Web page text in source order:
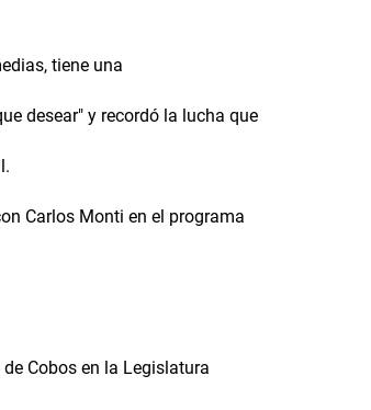
tiene una
desear" y recordó la lucha que
Carlos Monti en el programa
Cobos en la Legislatura